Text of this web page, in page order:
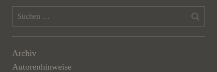
Archiv
Autorenhinweise